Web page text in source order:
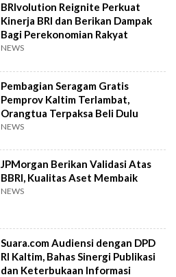
BRIvolution Reignite Perkuat
Kinerja BRI dan Berikan Dampak
Bagi Perekonomian Rakyat
NEWS
Pembagian Seragam Gratis
Pemprov Kaltim Terlambat,
Orangtua Terpaksa Beli Dulu
NEWS
JPMorgan Berikan Validasi Atas
BBRI, Kualitas Aset Membaik
NEWS
Suara.com Audiensi dengan DPD
RI Kaltim, Bahas Sinergi Publikasi
dan Keterbukaan Informasi